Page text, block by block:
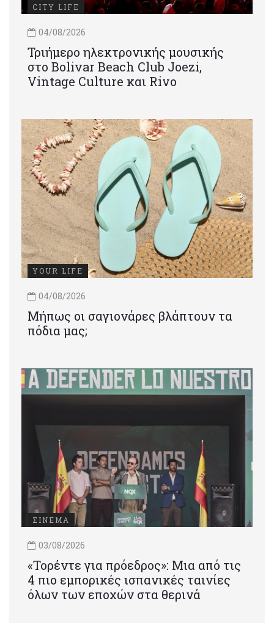
CITY LIFE
04/08/2026
Τριήμερο ηλεκτρονικής μουσικής
στο Bolivar Beach Club Joezi,
Vintage Culture και Rivo
YOUR LIFE
04/08/2026
Μήπως οι σαγιονάρες βλάπτουν τα
πόδια μας;
ΣΙΝΕΜΑ
03/08/2026
«Τορέντε για πρόεδρος»: Mια από τις
4 πιο εμπορικές ισπανικές ταινίες
όλων των εποχών στα θερινά